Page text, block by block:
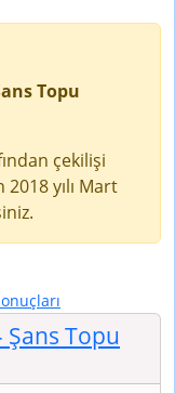
Topu
çekilişi
yılı Mart
Şans Topu